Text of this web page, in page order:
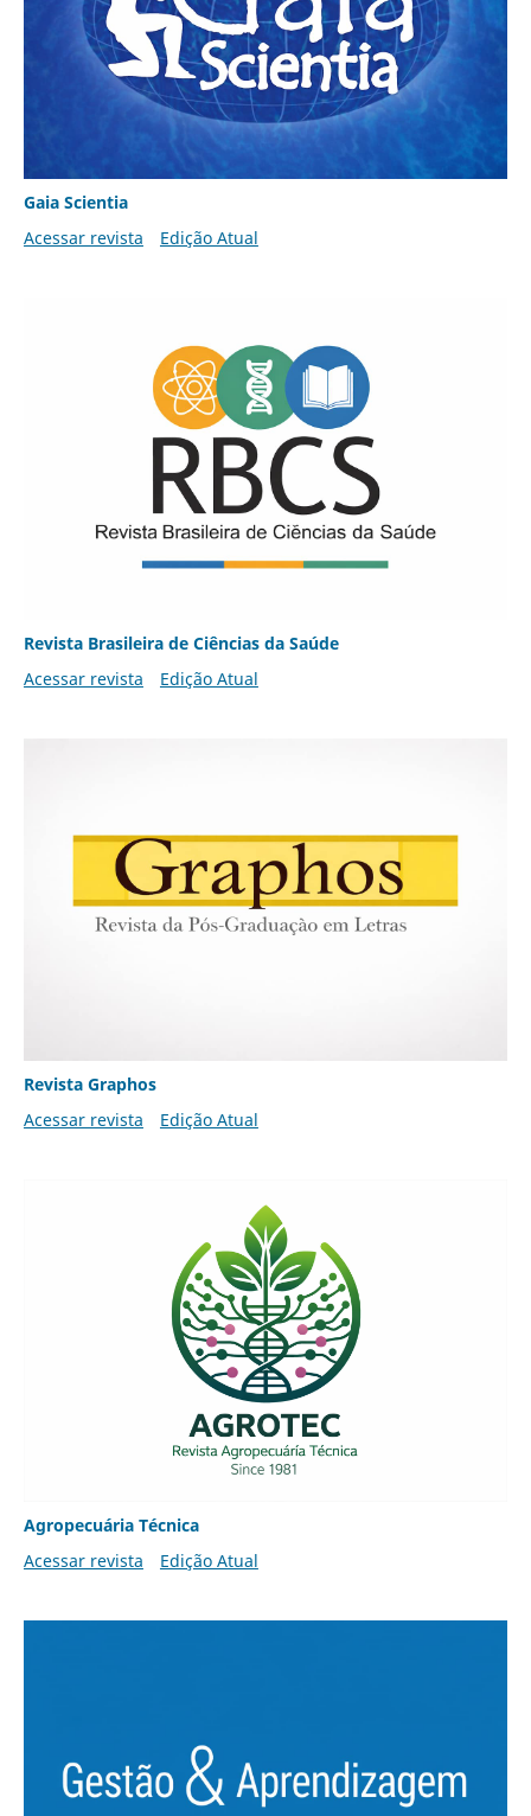
Gaia Scientia
Acessar revista
Edição Atual
Revista Brasileira de Ciências da Saúde
Acessar revista
Edição Atual
Revista Graphos
Acessar revista
Edição Atual
Agropecuária Técnica
Acessar revista
Edição Atual